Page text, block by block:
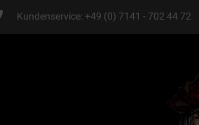
Kundenservice: +49 (0) 7141 - 702 44 72